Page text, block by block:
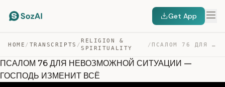
Get App
HOME / TRANSCRIPTS /
RELIGION &
SPIRITUALITY
/ ПСАЛОМ 76 ДЛЯ НЕВОЗМОЖНОЙ СИТУАЦИИ — ГОСПОДЬ ИЗМЕНИТ ВСЁ — TRANSCRIPT
ПСАЛОМ 76 ДЛЯ НЕВОЗМОЖНОЙ СИТУАЦИИ —
ГОСПОДЬ ИЗМЕНИТ ВСЁ